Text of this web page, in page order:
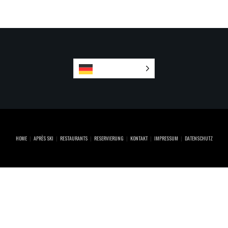
HOME APRÈS SKI RESTAURANTS RESERVIERUNG KONTAKT IMPRESSUM DATENSCHUTZ